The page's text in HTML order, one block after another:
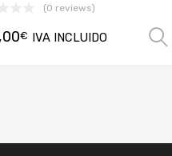
(0 reviews)
€ IVA INCLUIDO